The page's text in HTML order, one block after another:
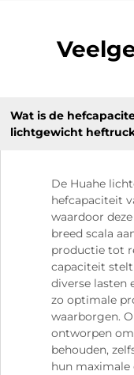
Wat is de
lichtgewicht
De Huahe
hefcapaciteit
waardoor
breed scala
productie tot
capaciteit
diverse lasten
zo optimale
waarborgen.
ontworpen
behouden,
hun maximale